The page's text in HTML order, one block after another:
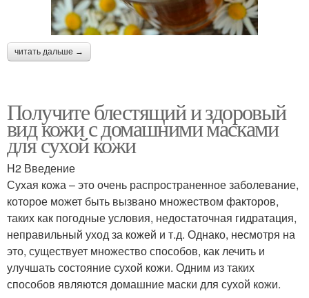
читать дальше →
Получите блестящий и здоровый
вид кожи с домашними масками
для сухой кожи
H2 Введение
Сухая кожа – это очень распространенное заболевание,
которое может быть вызвано множеством факторов,
таких как погодные условия, недостаточная гидратация,
неправильный уход за кожей и т.д. Однако, несмотря на
это, существует множество способов, как лечить и
улучшать состояние сухой кожи. Одним из таких
способов являются домашние маски для сухой кожи.